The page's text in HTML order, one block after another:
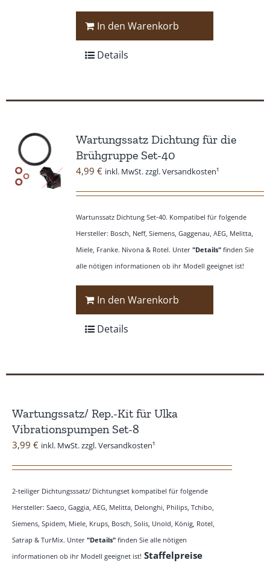
In den Warenkorb
Details
Wartungssatz Dichtung für die
Brühgruppe Set-40
4,99 € inkl. MwSt. zzgl. Versandkosten¹
Wartunssatz Dichtung Set-40. Kompatibel für folgende
Hersteller: Bosch, Neff, Siemens, Gaggenau, AEG, Melitta,
Miele, Franke. Nivona & Rotel. Unter "Details"finden Sie
alle nötigen informationen ob ihr Modell geeignet ist!
In den Warenkorb
Details
Wartungssatz/ Rep.-Kit für Ulka
Vibrationspumpen Set-8
3,99 € inkl. MwSt. zzgl. Versandkosten¹
2-teiliger Dichtungsssatz/ Dichtungset kompatibel für folgende
Hersteller: Saeco, Gaggia, AEG, Melitta, Delonghi, Philips, Tchibo,
Siemens, Spidem, Miele, Krups, Bosch, Solis, Unold, König, Rotel,
Satrap & TurMix. Unter "Details" finden Sie alle nötigen
informationen ob ihr Modell geeignet ist! Staffelpreise